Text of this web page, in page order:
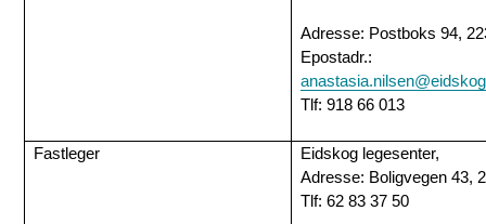
Adresse: Postboks 94,
Epostadr.:
Tlf: 918 66 013
Fastleger
Eidskog legesenter,
Adresse: Boligvegen 43,
Tlf: 62 83 37 50